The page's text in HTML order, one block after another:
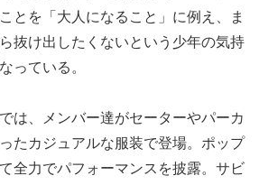
とを「大人になること」に例え、ま
抜け出したくないという少年の気持
っている。
は、メンバー達がセーターやパーカ
たカジュアルな服装で登場。ポップ
全力でパフォーマンスを披露。サビ